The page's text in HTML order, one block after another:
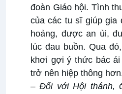
đoàn Giáo hội. Tình
của các tu sĩ giúp gia
hoảng, được an ủi,
lúc đau buồn. Qua
khơi gợi ý thức bác
trở nên hiệp thông
–Đối với Hội thánh,